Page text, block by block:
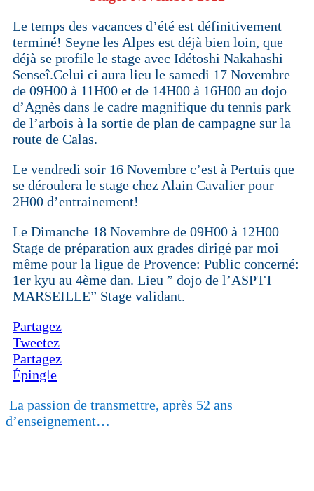
Le temps des vacances d’été est définitivement
terminé! Seyne les Alpes est déjà bien loin, que
déjà se profile le stage avec Idétoshi Nakahashi
Senseî.Celui ci aura lieu le samedi 17 Novembre
de 09H00 à 11H00 et de 14H00 à 16H00 au dojo
d’Agnès dans le cadre magnifique du tennis park
de l’arbois à la sortie de plan de campagne sur la
route de Calas.
Le vendredi soir 16 Novembre c’est à Pertuis que
se déroulera le stage chez Alain Cavalier pour
2H00 d’entrainement!
Le Dimanche 18 Novembre de 09H00 à 12H00
Stage de préparation aux grades dirigé par moi
même pour la ligue de Provence: Public concerné:
1er kyu au 4ème dan. Lieu ” dojo de l’ASPTT
MARSEILLE” Stage validant.
Partagez
Tweetez
Partagez
Épingle
La passion de transmettre, après 52 ans
d’enseignement…